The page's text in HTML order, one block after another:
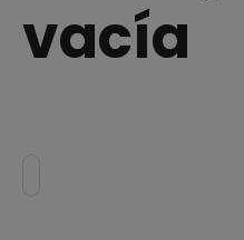
vacía